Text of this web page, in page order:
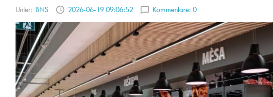
Unter: BNS 2026-06-19 09:06:52 Kommentare: 0